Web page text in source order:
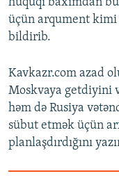
hüquqi baxımdan
üçün arqument
bildirib.
Kavkazr.com azad
Moskvaya getdiyini
həm də Rusiya
sübut etmək üçün
planlaşdırdığını